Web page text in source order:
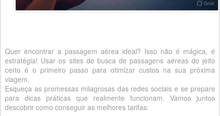
Quer encontrar a passagem aérea ideal? Isso não é mágica, é
estratégia! Usar os sites de busca de passagens aéreas do jeito
certo é o primeiro passo para otimizar custos na sua próxima
viagem.
Esqueça as promessas milagrosas das redes sociais e se prepare
para dicas práticas que realmente funcionam. Vamos juntos
descobrir como conseguir as melhores tarifas: